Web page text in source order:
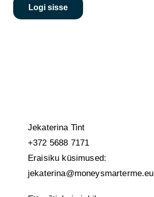
Logi sisse
Jekaterina Tint
+372 5688 7171
Eraisiku küsimused:
jekaterina@moneysmarterme.eu